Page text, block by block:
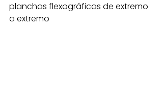
planchas flexográficas de extremo
a extremo